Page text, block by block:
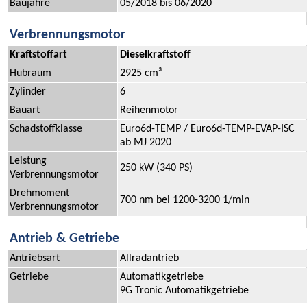
Baujahre 05/2018 bis 06/2020
Verbrennungsmotor
Kraftstoffart
Dieselkraftstoff
Hubraum
2925 cm³
Zylinder
6
Bauart
Reihenmotor
Schadstoffklasse
Euro6d-TEMP / Euro6d-TEMP-EVAP-ISC
ab MJ 2020
Leistung
Verbrennungsmotor
250 kW (340 PS)
Drehmoment
Verbrennungsmotor
700 nm bei 1200-3200 1/min
Antrieb & Getriebe
Antriebsart
Allradantrieb
Getriebe
Automatikgetriebe
9G Tronic Automatikgetriebe